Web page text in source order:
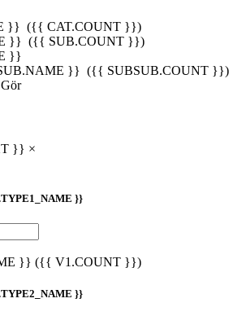
}} ({{ CAT.COUNT }})
}} ({{ SUB.COUNT }})
}}
}} ({{ SUBSUB.COUNT }})
}} ×
}}
}} ({{ V1.COUNT }})
}}